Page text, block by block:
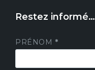
Restez informé…
PRÉNOM *